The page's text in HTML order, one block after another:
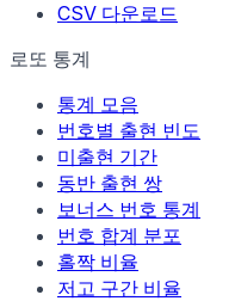
CSV 다운로드
로또 통계
통계 모음
번호별 출현 빈도
미출현 기간
동반 출현 쌍
보너스 번호 통계
번호 합계 분포
홀짝 비율
저고 구간 비율